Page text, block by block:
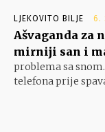
LJEKOVITO BILJE 6.
Ašvaganda za
mirniji san i
problema sa
telefona prije